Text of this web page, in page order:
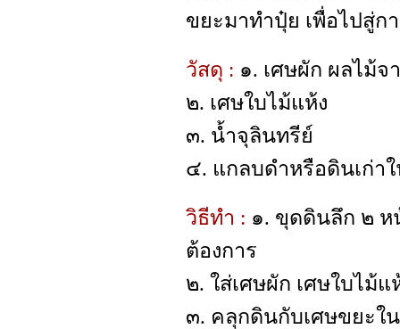
ขยะมาทำปุ๋ย เพื่อไปสู่ก
วัสดุ : ๑. เศษผัก ผลไม้จ
๒. เศษใบไม้แห้ง
๓. น้ำจุลินทรีย์
๔. แกลบดำหรือดินเก่า
วิธีทำ : ๑. ขุดดินลึก ๒ ห
ต้องการ
๒. ใส่เศษผัก เศษใบไม้
๓. คลุกดินกับเศษขยะใ